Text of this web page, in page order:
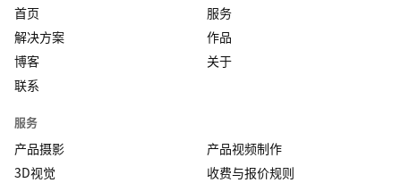
首页
服务
解决方案
作品
博客
关于
联系
服务
产品摄影
产品视频制作
3D视觉
收费与报价规则